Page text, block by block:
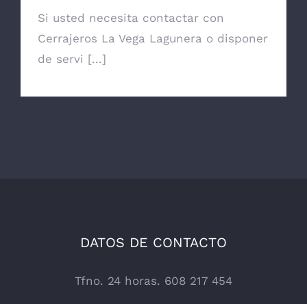
Si usted necesita contactar con
Cerrajeros La Vega Lagunera o disponer
de servi [...]
DATOS DE CONTACTO
Tfno. 24 horas. 608 217 454